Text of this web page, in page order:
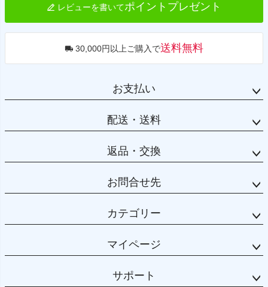
レビューを書いてポイントプレゼント
30,000円以上ご購入で送料無料
お支払い
配送・送料
返品・交換
お問合せ先
カテゴリー
マイページ
サポート